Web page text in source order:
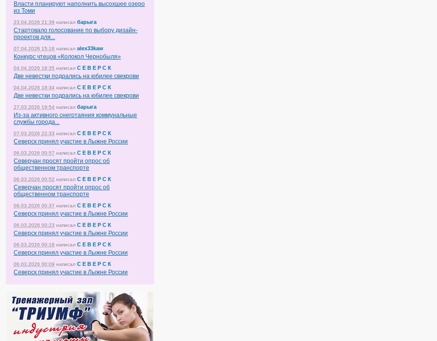
Власти планируют наполнить высохшее озеро
из Томи
23.04.2026 21:39 написал барыга
Стартовало голосование по выбору дизайн-
проектов для...
07.04.2026 15:18 написал alex33kaw
Конкурс чтецов «Колокол Чернобыля»
04.04.2026 18:35 написал С Е В Е Р С К
Две невестки подрались на юбилее свекрови
04.04.2026 18:34 написал С Е В Е Р С К
Две невестки подрались на юбилее свекрови
27.03.2026 19:54 написал барыга
Из-за активного снеготаяния коммунальные
службы города...
07.03.2026 22:33 написал С Е В Е Р С К
Северск принял участие в Лыжне России
06.03.2026 00:57 написал С Е В Е Р С К
Северчан просят пройти опрос об
общественном транспорте
06.03.2026 00:52 написал С Е В Е Р С К
Северчан просят пройти опрос об
общественном транспорте
06.03.2026 00:37 написал С Е В Е Р С К
Северск принял участие в Лыжне России
06.03.2026 00:23 написал С Е В Е Р С К
Северск принял участие в Лыжне России
06.03.2026 00:18 написал С Е В Е Р С К
Северск принял участие в Лыжне России
06.03.2026 00:09 написал С Е В Е Р С К
Северск принял участие в Лыжне России